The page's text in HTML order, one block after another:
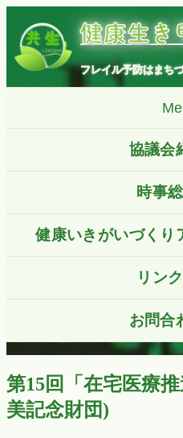
ン
キ
健康生き
フレイル予防はまち
協議会
時事
健康いきがいづくり
リン
お問合
第15回「在宅医療
美記念財団)